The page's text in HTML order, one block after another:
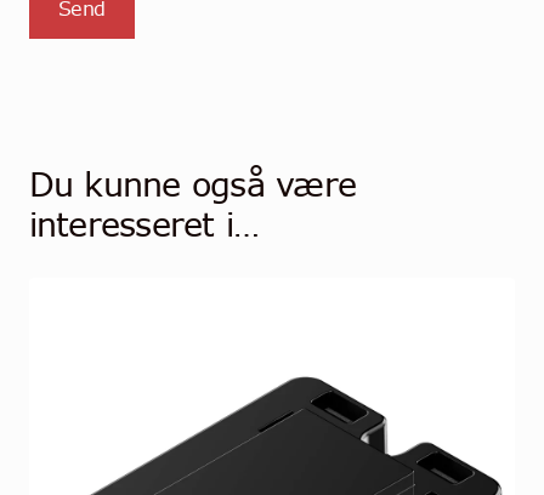
Du kunne også være
interesseret i…